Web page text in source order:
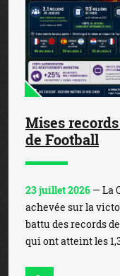
Mises
de Football
23 juillet 2026 — La
achevée sur la
battu des records
qui ont atteint les